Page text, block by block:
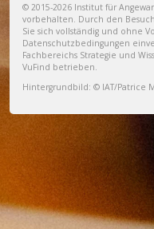
© 2015-2026 Institut für
vorbehalten. Durch den
Sie sich vollständig und ohne
Datenschutzbedingungen
Fachbereichs Strategie und
VuFind betrieben
Hintergrundbild: © IAT/Patrice